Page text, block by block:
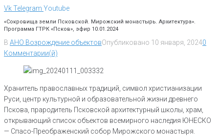
VkTelegram Youtube
«Сокровища земли Псковской. Мирожский монастырь. Архитектура».
Программа ГТРК «Псков», эфир 10.01.2024
В АНО Возрождение объектовОпубликовано 10 января, 20240
Комментарии(й)
Хранитель православных традиций, символ христианизации
Руси, центр культурной и образовательной жизни древнего
Пскова, прародитель Псковской архитектурный школы, храм,
открывающий список объектов всемирного наследия ЮНЕСКО
— Спасо-Преображенский собор Мирожского монастыря.